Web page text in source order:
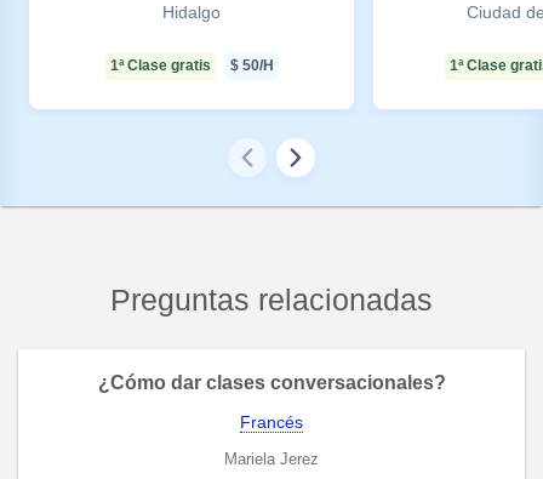
Hidalgo
1ª Clase gratis $ 50/H
Ciudad
1ª Clase
Preguntas relacionadas
¿Cómo dar clases conversacionales?
Francés
Mariela Jerez